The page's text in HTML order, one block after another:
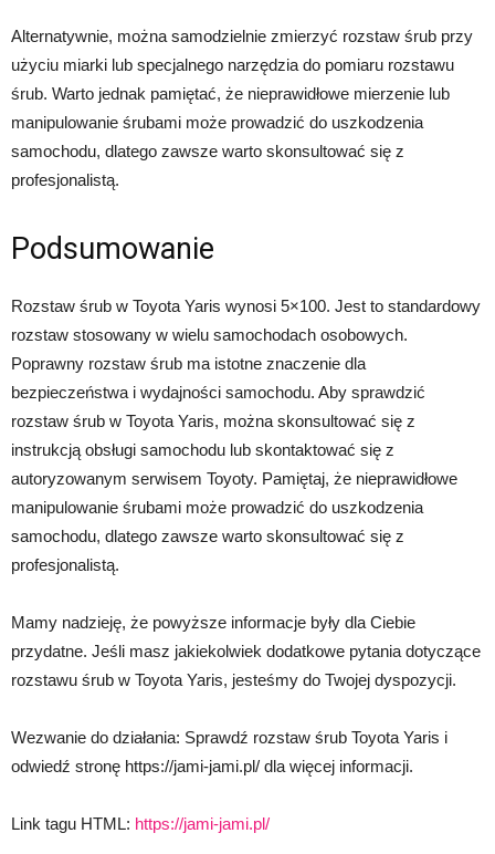
Alternatywnie, można samodzielnie zmierzyć rozstaw śrub przy
użyciu miarki lub specjalnego narzędzia do pomiaru rozstawu
śrub. Warto jednak pamiętać, że nieprawidłowe mierzenie lub
manipulowanie śrubami może prowadzić do uszkodzenia
samochodu, dlatego zawsze warto skonsultować się z
profesjonalistą.
Podsumowanie
Rozstaw śrub w Toyota Yaris wynosi 5×100. Jest to standardowy
rozstaw stosowany w wielu samochodach osobowych.
Poprawny rozstaw śrub ma istotne znaczenie dla
bezpieczeństwa i wydajności samochodu. Aby sprawdzić
rozstaw śrub w Toyota Yaris, można skonsultować się z
instrukcją obsługi samochodu lub skontaktować się z
autoryzowanym serwisem Toyoty. Pamiętaj, że nieprawidłowe
manipulowanie śrubami może prowadzić do uszkodzenia
samochodu, dlatego zawsze warto skonsultować się z
profesjonalistą.
Mamy nadzieję, że powyższe informacje były dla Ciebie
przydatne. Jeśli masz jakiekolwiek dodatkowe pytania dotyczące
rozstawu śrub w Toyota Yaris, jesteśmy do Twojej dyspozycji.
Wezwanie do działania: Sprawdź rozstaw śrub Toyota Yaris i
odwiedź stronę https://jami-jami.pl/ dla więcej informacji.
Link tagu HTML: https://jami-jami.pl/